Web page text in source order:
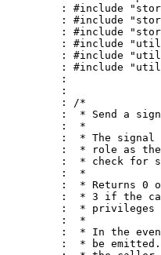
: #include
: #include
: #include
: #include
: #include
: #include
:
:
: /*
:  * Send a
:  *
:  * The
:  * role as
:  * check for
:  *
:  * Returns 0
:  * 3 if the
:  *
:  *
:  * In the
:  * be